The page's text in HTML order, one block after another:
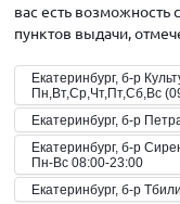
вас есть возможность
пунктов выдачи,
Екатеринбург, б-р
Пн,Вт,Ср,Чт,Пт,Сб,Вс
Екатеринбург, б-р
Екатеринбург, б-р
Пн-Вс 08:00-23:00
Екатеринбург, б-р